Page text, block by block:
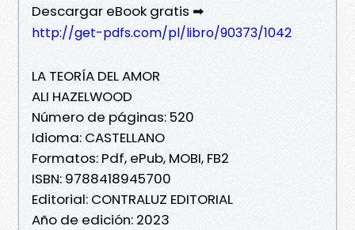
Descargar eBook gratis ➡
http://get-pdfs.com/pl/libro/90373/1042
LA TEORÍA DEL AMOR
ALI HAZELWOOD
Número de páginas: 520
Idioma: CASTELLANO
Formatos: Pdf, ePub, MOBI, FB2
ISBN: 9788418945700
Editorial: CONTRALUZ EDITORIAL
Año de edición: 2023